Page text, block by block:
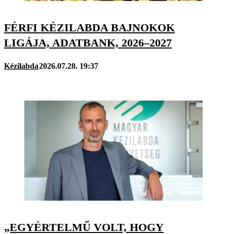
FÉRFI KÉZILABDA BAJNOKOK
LIGÁJA, ADATBANK, 2026–2027
Kézilabda2026.07.28. 19:37
„EGYÉRTELMŰ VOLT, HOGY